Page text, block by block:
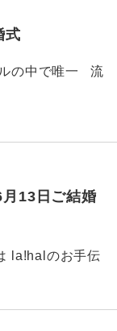
式
の中で唯一 流
13日ご結婚
la!halのお手伝